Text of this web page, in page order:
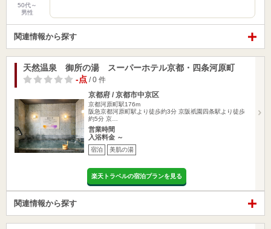
50代～
男性
関連情報から探す
天然温泉 御所の湯 スーパーホテル京都・四条河原町
-点 / 0 件
京都府 / 京都市中京区
京都河原町駅176m
阪急京都河原町駅より徒歩約3分 京阪祇園四条駅より徒歩
約5分 京…
営業時間
入浴料金 ～
宿泊 美肌の湯
楽天トラベルの宿泊プランを見る
関連情報から探す